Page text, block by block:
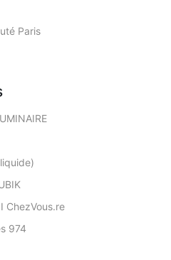
Paris
ChezVous.re
974